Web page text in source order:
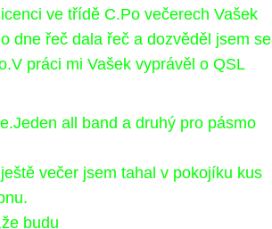
ve třídě C.Po večerech Vašek
dne řeč dala řeč a dozvěděl jsem se
práci mi Vašek vyprávěl o QSL
all band a druhý pro pásmo
večer jsem tahal v pokojíku kus
budu